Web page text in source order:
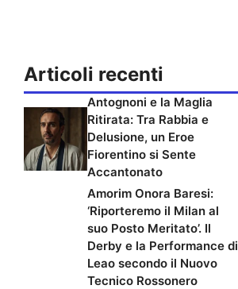
Articoli recenti
Antognoni e la Maglia
Ritirata: Tra Rabbia e
Delusione, un Eroe
Fiorentino si Sente
Accantonato
Amorim Onora Baresi:
‘Riporteremo il Milan al
suo Posto Meritato’. Il
Derby e la Performance di
Leao secondo il Nuovo
Tecnico Rossonero